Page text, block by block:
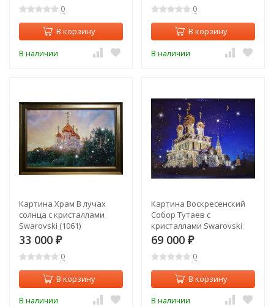
0
В корзину
В наличии
0
В корзину
В наличии
Картина Храм В лучах
солнца с кристаллами
Swarovski (1061)
33 000 ₽
0
В корзину
В наличии
Картина Воскресенский
Собор Тутаев с
кристаллами Swarovski
(1077)
69 000 ₽
0
В корзину
В наличии